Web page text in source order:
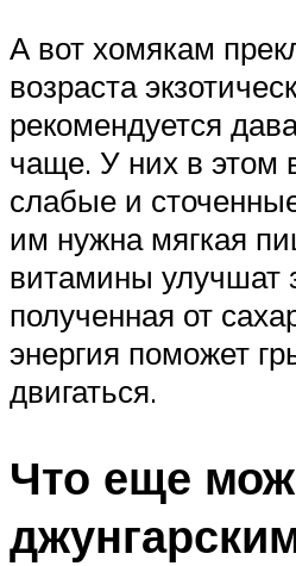
А вот хомякам
возраста
рекомендуется
чаще. У них в этом
слабые и
им нужна мягкая
витамины улучшат
полученная от
энергия поможет
двигаться.
Что еще